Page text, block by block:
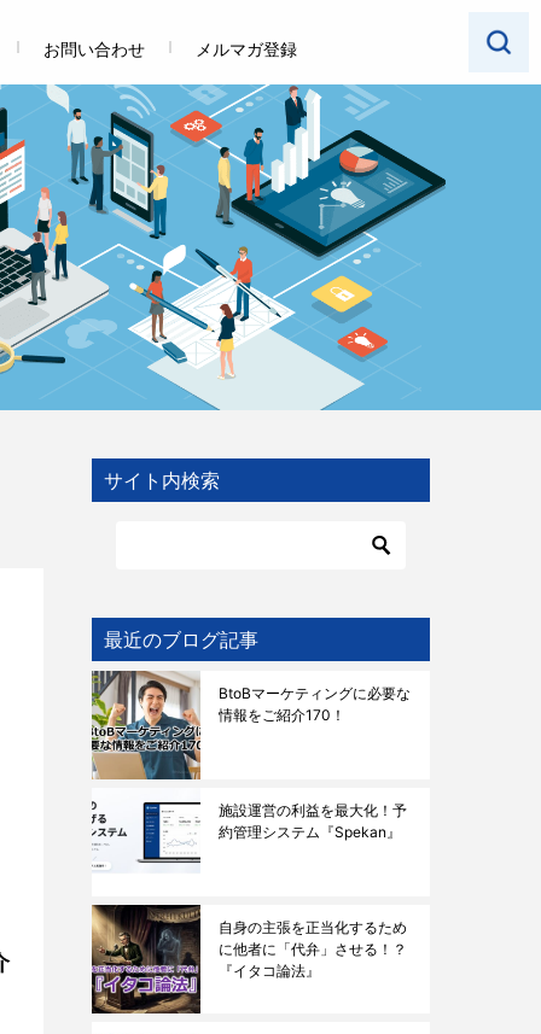
お問い合わせ メルマガ登録
サイト内検索
最近のブログ記事
BtoBマーケティングに必要な
情報をご紹介170！
施設運営の利益を最大化！予
約管理システム『Spekan』
自身の主張を正当化するため
に他者に「代弁」させる！？
『イタコ論法』